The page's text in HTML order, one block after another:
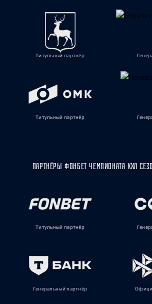
Титульный партнёр
Титульный партнёр
ПАРТНЁРЫ ФОНБЕТ ЧЕМПИОНАТА КХЛ
Титульный партнёр
Генеральный партнёр